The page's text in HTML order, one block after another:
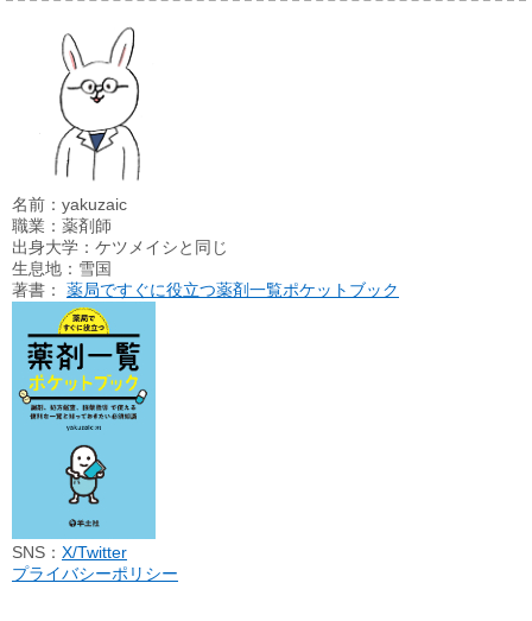
名前：yakuzaic
職業：薬剤師
出身大学：ケツメイシと同じ
生息地：雪国
著書： 薬局ですぐに役立つ薬剤一覧ポケットブック
SNS： X/Twitter
プライバシーポリシー